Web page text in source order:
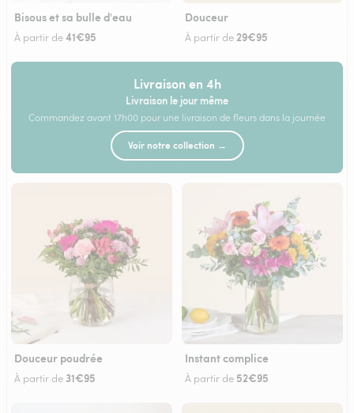
Bisous et sa bulle d'eau
À partir de41€95
Douceur
À partir de29€95
Livraison en 4h
Livraison le jour même
Commandez avant 17h00 pour une livraison de fleurs dans la journée
Voir notre collection →
Douceur poudrée
À partir de 31€95
Instant complice
À partir de 52€95